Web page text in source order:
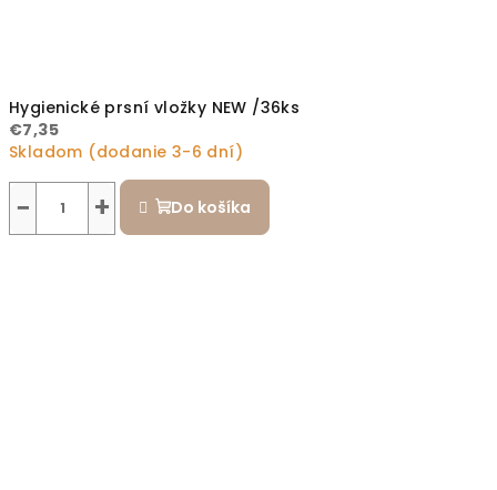
Hygienické prsní vložky NEW /36ks
€7,35
Skladom (dodanie 3-6 dní)
+
− Do košíka